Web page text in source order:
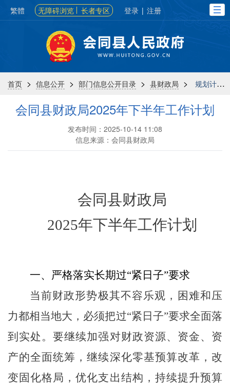
繁體 无障碍浏览 长者专区 登录 | 注册
首页 > 信息公开 > 部门信息公开目录 > 县财政局 > 规划计划
会同县财政局2025年下半年工作计划
发布时间：2025-10-14 11:08
信息来源：会同县财政局
会同县财政局
2025年下半年工作计划
一、严格落实长期过“紧日子”要求
当前财政形势极其不容乐观，困难和压
力都相当地大，必须把过“紧日子”要求全面落
到实处。要继续加强对财政资源、资金、资
产的全面统筹，继续深化零基预算改革，改
变固化格局，优化支出结构，持续提升预算